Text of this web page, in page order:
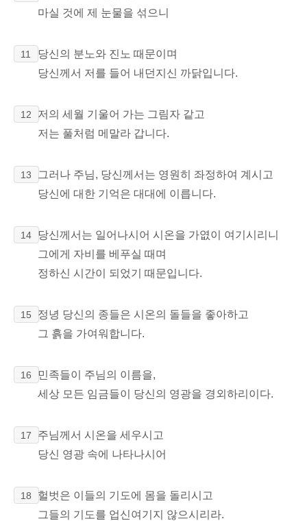
마실 것에 제 눈물을 섞으니
11
당신의 분노와 진노 때문이며
당신께서 저를 들어 내던지신 까닭입니다.
12 저의 세월 기울어 가는 그림자 같고
저는 풀처럼 메말라 갑니다.
13
그러나 주님, 당신께서는 영원히 좌정하여 계시고
당신에 대한 기억은 대대에 이릅니다.
14
당신께서는 일어나시어 시온을 가엾이 여기시리니
그에게 자비를 베푸실 때며
정하신 시간이 되었기 때문입니다.
15
정녕 당신의 종들은 시온의 돌들을 좋아하고
그 흙을 가여워합니다.
16
민족들이 주님의 이름을,
세상 모든 임금들이 당신의 영광을 경외하리이다.
17
주님께서 시온을 세우시고
당신 영광 속에 나타나시어
18
헐벗은 이들의 기도에 몸을 돌리시고
그들의 기도를 업신여기지 않으시리라.